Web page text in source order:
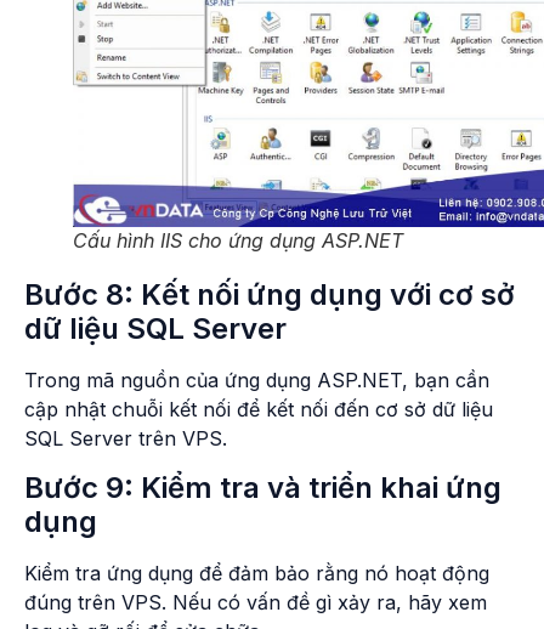
Cấu hình IIS cho ứng dụng ASP.NET
Bước 8: Kết nối ứng dụng với cơ sở
dữ liệu SQL Server
Trong mã nguồn của ứng dụng ASP.NET, bạn cần
cập nhật chuỗi kết nối để kết nối đến cơ sở dữ liệu
SQL Server trên VPS.
Bước 9: Kiểm tra và triển khai ứng
dụng
Kiểm tra ứng dụng để đảm bảo rằng nó hoạt động
đúng trên VPS. Nếu có vấn đề gì xảy ra, hãy xem